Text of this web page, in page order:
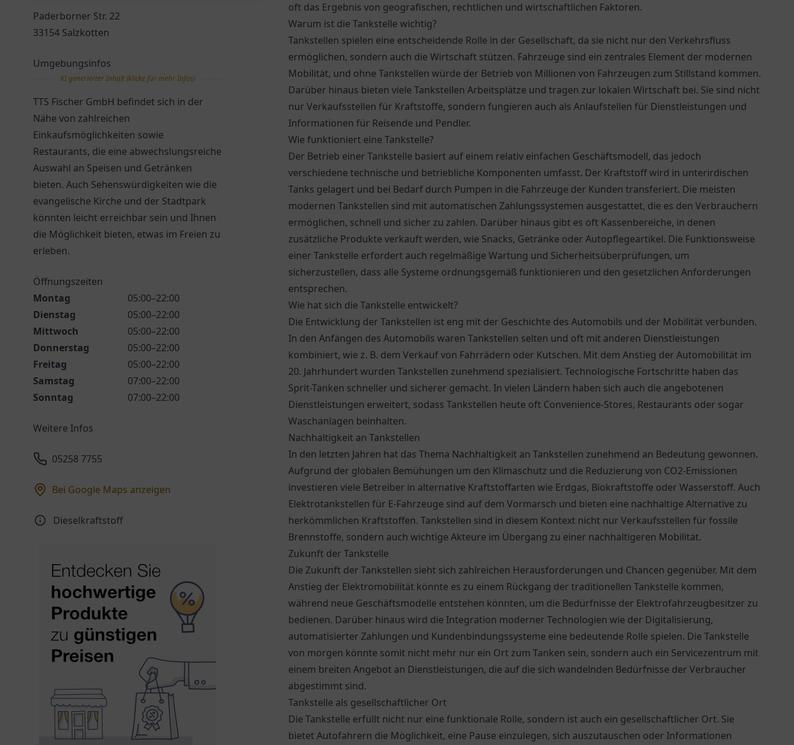
Paderborner Str. 22
33154 Salzkotten
Umgebungsinfos
KI generierter Inhalt (klicke für mehr Infos)
TTS Fischer GmbH befindet sich in der
Nähe von zahlreichen
Einkaufsmöglichkeiten sowie
Restaurants, die eine abwechslungsreiche
Auswahl an Speisen und Getränken
bieten. Auch Sehenswürdigkeiten wie die
evangelische Kirche und der Stadtpark
könnten leicht erreichbar sein und Ihnen
die Möglichkeit bieten, etwas im Freien zu
erleben.
Öffnungszeiten
Montag
05:00–22:00
Dienstag
05:00–22:00
Mittwoch
05:00–22:00
Donnerstag
05:00–22:00
Freitag
05:00–22:00
Samstag
07:00–22:00
Sonntag
07:00–22:00
Weitere Infos
05258 7755
Bei Google Maps anzeigen
Dieselkraftstoff
oft das Ergebnis von geografischen, rechtlichen und wirtschaftlichen Faktoren.
Warum ist die Tankstelle wichtig?
Tankstellen spielen eine entscheidende Rolle in der Gesellschaft, da sie nicht nur den Verkehrsfluss
ermöglichen, sondern auch die Wirtschaft stützen. Fahrzeuge sind ein zentrales Element der modernen
Mobilität, und ohne Tankstellen würde der Betrieb von Millionen von Fahrzeugen zum Stillstand kommen.
Darüber hinaus bieten viele Tankstellen Arbeitsplätze und tragen zur lokalen Wirtschaft bei. Sie sind nicht
nur Verkaufsstellen für Kraftstoffe, sondern fungieren auch als Anlaufstellen für Dienstleistungen und
Informationen für Reisende und Pendler.
Wie funktioniert eine Tankstelle?
Der Betrieb einer Tankstelle basiert auf einem relativ einfachen Geschäftsmodell, das jedoch
verschiedene technische und betriebliche Komponenten umfasst. Der Kraftstoff wird in unterirdischen
Tanks gelagert und bei Bedarf durch Pumpen in die Fahrzeuge der Kunden transferiert. Die meisten
modernen Tankstellen sind mit automatischen Zahlungssystemen ausgestattet, die es den Verbrauchern
ermöglichen, schnell und sicher zu zahlen. Darüber hinaus gibt es oft Kassenbereiche, in denen
zusätzliche Produkte verkauft werden, wie Snacks, Getränke oder Autopflegeartikel. Die Funktionsweise
einer Tankstelle erfordert auch regelmäßige Wartung und Sicherheitsüberprüfungen, um
sicherzustellen, dass alle Systeme ordnungsgemäß funktionieren und den gesetzlichen Anforderungen
entsprechen.
Wie hat sich die Tankstelle entwickelt?
Die Entwicklung der Tankstellen ist eng mit der Geschichte des Automobils und der Mobilität verbunden.
In den Anfängen des Automobils waren Tankstellen selten und oft mit anderen Dienstleistungen
kombiniert, wie z. B. dem Verkauf von Fahrrädern oder Kutschen. Mit dem Anstieg der Automobilität im
20. Jahrhundert wurden Tankstellen zunehmend spezialisiert. Technologische Fortschritte haben das
Sprit-Tanken schneller und sicherer gemacht. In vielen Ländern haben sich auch die angebotenen
Dienstleistungen erweitert, sodass Tankstellen heute oft Convenience-Stores, Restaurants oder sogar
Waschanlagen beinhalten.
Nachhaltigkeit an Tankstellen
In den letzten Jahren hat das Thema Nachhaltigkeit an Tankstellen zunehmend an Bedeutung gewonnen.
Aufgrund der globalen Bemühungen um den Klimaschutz und die Reduzierung von CO2-Emissionen
investieren viele Betreiber in alternative Kraftstoffarten wie Erdgas, Biokraftstoffe oder Wasserstoff. Auch
Elektrotankstellen für E-Fahrzeuge sind auf dem Vormarsch und bieten eine nachhaltige Alternative zu
herkömmlichen Kraftstoffen. Tankstellen sind in diesem Kontext nicht nur Verkaufsstellen für fossile
Brennstoffe, sondern auch wichtige Akteure im Übergang zu einer nachhaltigeren Mobilität.
Zukunft der Tankstelle
Die Zukunft der Tankstellen sieht sich zahlreichen Herausforderungen und Chancen gegenüber. Mit dem
Anstieg der Elektromobilität könnte es zu einem Rückgang der traditionellen Tankstelle kommen,
während neue Geschäftsmodelle entstehen könnten, um die Bedürfnisse der Elektrofahrzeugbesitzer zu
bedienen. Darüber hinaus wird die Integration moderner Technologien wie der Digitalisierung,
automatisierter Zahlungen und Kundenbindungssysteme eine bedeutende Rolle spielen. Die Tankstelle
von morgen könnte somit nicht mehr nur ein Ort zum Tanken sein, sondern auch ein Servicezentrum mit
einem breiten Angebot an Dienstleistungen, die auf die sich wandelnden Bedürfnisse der Verbraucher
abgestimmt sind.
Tankstelle als gesellschaftlicher Ort
Die Tankstelle erfüllt nicht nur eine funktionale Rolle, sondern ist auch ein gesellschaftlicher Ort. Sie
bietet Autofahrern die Möglichkeit, eine Pause einzulegen, sich auszutauschen oder Informationen